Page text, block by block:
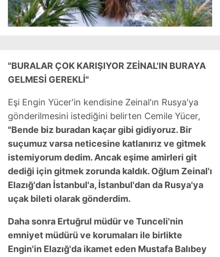
"BURALAR ÇOK KARIŞIYOR ZEİNAL'IN BURAYA
GELMESİ GEREKLİ"
Eşi Engin Yücer'in kendisine Zeinal'ın Rusya'ya
gönderilmesini istediğini belirten Cemile Yücer,
"Bende biz buradan kaçar gibi gidiyoruz. Bir
suçumuz varsa neticesine katlanırız ve gitmek
istemiyorum dedim. Ancak eşime amirleri git
dediği için gitmek zorunda kaldık. Oğlum Zeinal'ı
Elazığ'dan İstanbul'a, İstanbul'dan da Rusya'ya
uçak bileti olarak gönderdim.
Daha sonra Ertuğrul müdür ve Tunceli'nin
emniyet müdürü ve korumaları ile birlikte
Engin'in Elazığ'da ikamet eden Mustafa Balıbey